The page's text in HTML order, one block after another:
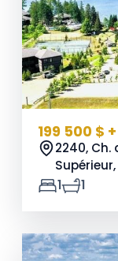
199 500 $
2240, Ch.
Supérieur,
1
1